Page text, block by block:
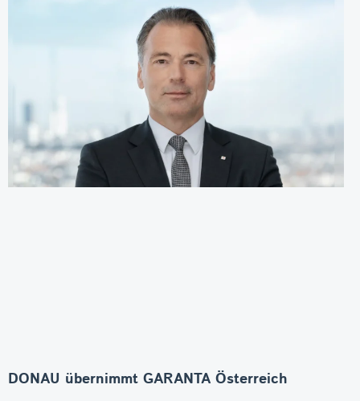
DONAU übernimmt GARANTA Österreich